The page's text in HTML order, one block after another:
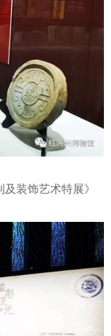
装饰艺术特展》